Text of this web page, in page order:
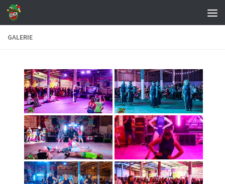
Zum Inhalt springen
GALERIE